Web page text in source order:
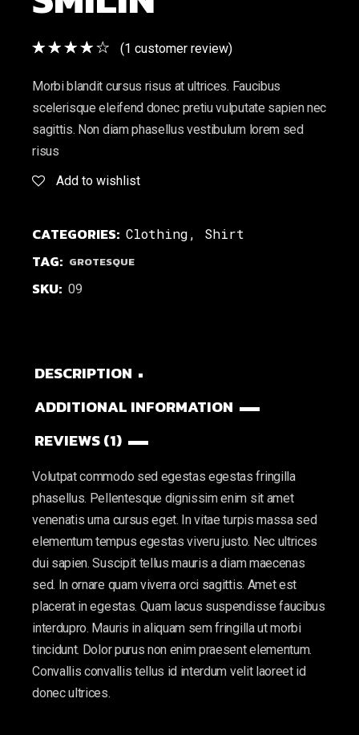
(1 customer review)
Morbi blandit cursus risus at ultrices. Faucibus
scelerisque eleifend donec pretiu vulputate sapien nec
sagittis. Non diam phasellus vestibulum lorem sed
risus
Add to wishlist
CATEGORIES: Clothing, Shirt
TAG: GROTESQUE
SKU: 09
DESCRIPTION
ADDITIONAL INFORMATION
REVIEWS (1)
Volutpat commodo sed egestas egestas fringilla
phasellus. Pellentesque dignissim enim sit amet
venenatis urna cursus eget. In vitae turpis massa sed
elementum tempus egestas viveru justo. Nec ultrices
dui sapien. Suscipit tellus mauris a diam maecenas
sed. In ornare quam viverra orci sagittis. Amet est
placerat in egestas. Quam lacus suspendisse faucibus
interdupro. Mauris in aliquam sem fringilla ut morbi
tincidunt. Dolor purus non enim praesent elementum.
Convallis convallis tellus id interdum velit laoreet id
donec ultrices.